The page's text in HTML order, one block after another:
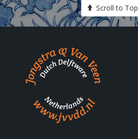
Scroll to Top